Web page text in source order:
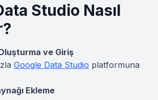
Studio Nasıl
ve Giriş
Google Data Studio platformuna
Ekleme